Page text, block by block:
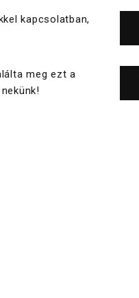
kapcsolatban,
meg ezt a